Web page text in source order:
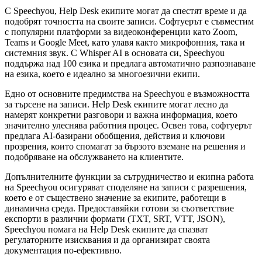
С Speechyou, Help Desk екипите могат да спестят време и да
подобрят точността на своите записи. Софтуерът е съвместим
с популярни платформи за видеоконференции като Zoom,
Teams и Google Meet, като улавя както микрофонния, така и
системния звук. С Whisper AI в основата си, Speechyou
поддържа над 100 езика и предлага автоматично разпознаване
на езика, което е идеално за многоезични екипи.
Едно от основните предимства на Speechyou е възможността
за търсене на записи. Help Desk екипите могат лесно да
намерят конкретни разговори и важна информация, което
значително улеснява работния процес. Освен това, софтуерът
предлага AI-базирани обобщения, действия и ключови
прозрения, които спомагат за бързото вземане на решения и
подобряване на обслужването на клиентите.
Допълнителните функции за сътрудничество и екипна работа
на Speechyou осигуряват споделяне на записи с разрешения,
което е от съществено значение за екипите, работещи в
динамична среда. Предоставяйки готови за съответствие
експорти в различни формати (TXT, SRT, VTT, JSON),
Speechyou помага на Help Desk екипите да спазват
регулаторните изисквания и да организират своята
документация по-ефективно.